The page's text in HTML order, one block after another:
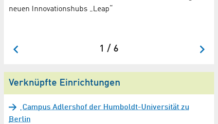
neuen Innovationshubs „Leap“
1 / 6
Verknüpfte Einrichtungen
Campus Adlershof der Humboldt-Universität zu
Berlin